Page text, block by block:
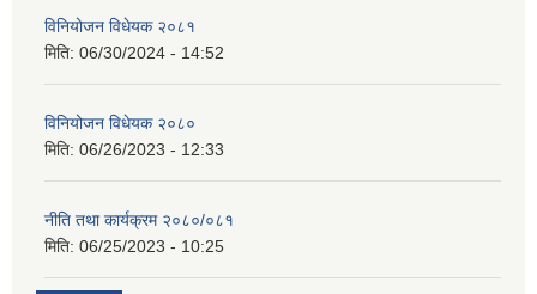
विनियोजन विधेयक २०८१
मिति: 06/30/2024 - 14:52
विनियोजन विधेयक २०८०
मिति: 06/26/2023 - 12:33
नीति तथा कार्यक्रम २०८०/०८१
मिति: 06/25/2023 - 10:25